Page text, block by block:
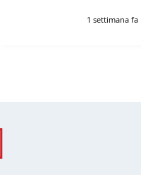
1 settimana fa